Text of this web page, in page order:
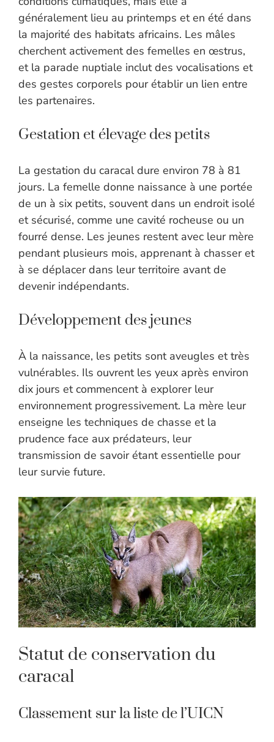
généralement lieu au printemps et en été dans
la majorité des habitats africains. Les mâles
cherchent activement des femelles en œstrus,
et la parade nuptiale inclut des vocalisations et
des gestes corporels pour établir un lien entre
les partenaires.
Gestation et élevage des petits
La gestation du caracal dure environ 78 à 81
jours. La femelle donne naissance à une portée
de un à six petits, souvent dans un endroit isolé
et sécurisé, comme une cavité rocheuse ou un
fourré dense. Les jeunes restent avec leur mère
pendant plusieurs mois, apprenant à chasser et
à se déplacer dans leur territoire avant de
devenir indépendants.
Développement des jeunes
À la naissance, les petits sont aveugles et très
vulnérables. Ils ouvrent les yeux après environ
dix jours et commencent à explorer leur
environnement progressivement. La mère leur
enseigne les techniques de chasse et la
prudence face aux prédateurs, leur
transmission de savoir étant essentielle pour
leur survie future.
Statut de conservation du
caracal
Classement sur la liste de l’UICN